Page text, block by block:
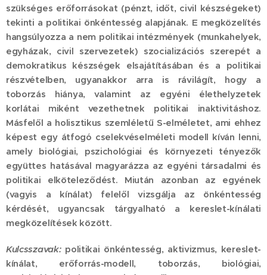
szükséges erőforrásokat (pénzt, időt, civil készségeket)
tekinti a politikai önkéntesség alapjának. E megközelítés
hangsúlyozza a nem politikai intézmények (munkahelyek,
egyházak, civil szervezetek) szocializációs szerepét a
demokratikus készségek elsajátításában és a politikai
részvételben, ugyanakkor arra is rávilágít, hogy a
toborzás hiánya, valamint az egyéni élethelyzetek
korlátai miként vezethetnek politikai inaktivitáshoz.
Másfelől a holisztikus szemléletű S-elméletet, ami ehhez
képest egy átfogó cselekvéselméleti modell kíván lenni,
amely biológiai, pszichológiai és környezeti tényezők
együttes hatásával magyarázza az egyéni társadalmi és
politikai elköteleződést. Miután azonban az egyének
(vagyis a kínálat) felelől vizsgálja az önkéntesség
kérdését, ugyancsak tárgyalható a kereslet-kínálati
megközelítések között.
Kulcsszavak:politikai önkéntesség, aktivizmus, kereslet-
kínálat, erőforrás-modell, toborzás, biológiai,